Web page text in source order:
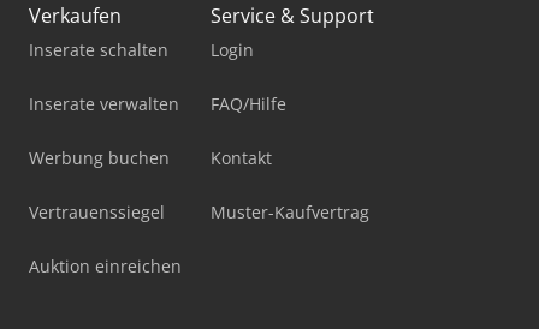
Verkaufen
Inserate schalten
Inserate verwalten
Werbung buchen
Vertrauenssiegel
Auktion einreichen
Service & Support
Login
FAQ/Hilfe
Kontakt
Muster-Kaufvertrag